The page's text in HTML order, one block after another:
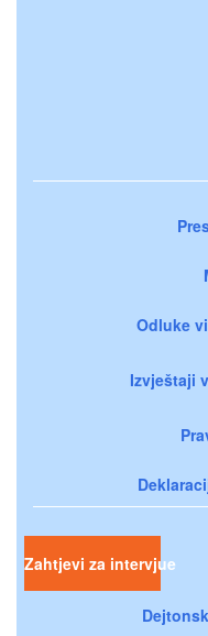
Odluke
Izvještaji
Zahtjevi za intervjue